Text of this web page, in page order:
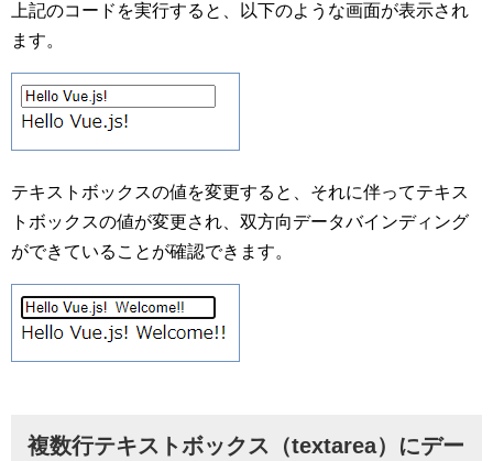
上記のコードを実行すると、以下のような画面が表示され
ます。
テキストボックスの値を変更すると、それに伴ってテキス
トボックスの値が変更され、双方向データバインディング
ができていることが確認できます。
複数行テキストボックス（textarea）にデー